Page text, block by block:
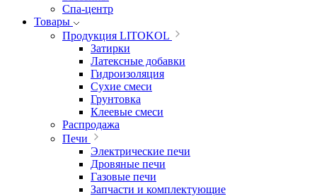
Спа-центр
Товары
Продукция LITOKOL
Затирки
Латексные добавки
Гидроизоляция
Сухие смеси
Грунтовка
Клеевые смеси
Распродажа
Печи
Электрические печи
Дровяные печи
Газовые печи
Запчасти и комплектующие